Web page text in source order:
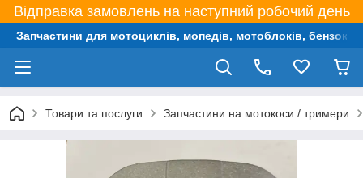
Відправка замовлень на наступний робочий день
Запчастини для мотоциклів, мопедів, мотоблоків,
Товари та послуги Запчастини на мотокоси / тримери